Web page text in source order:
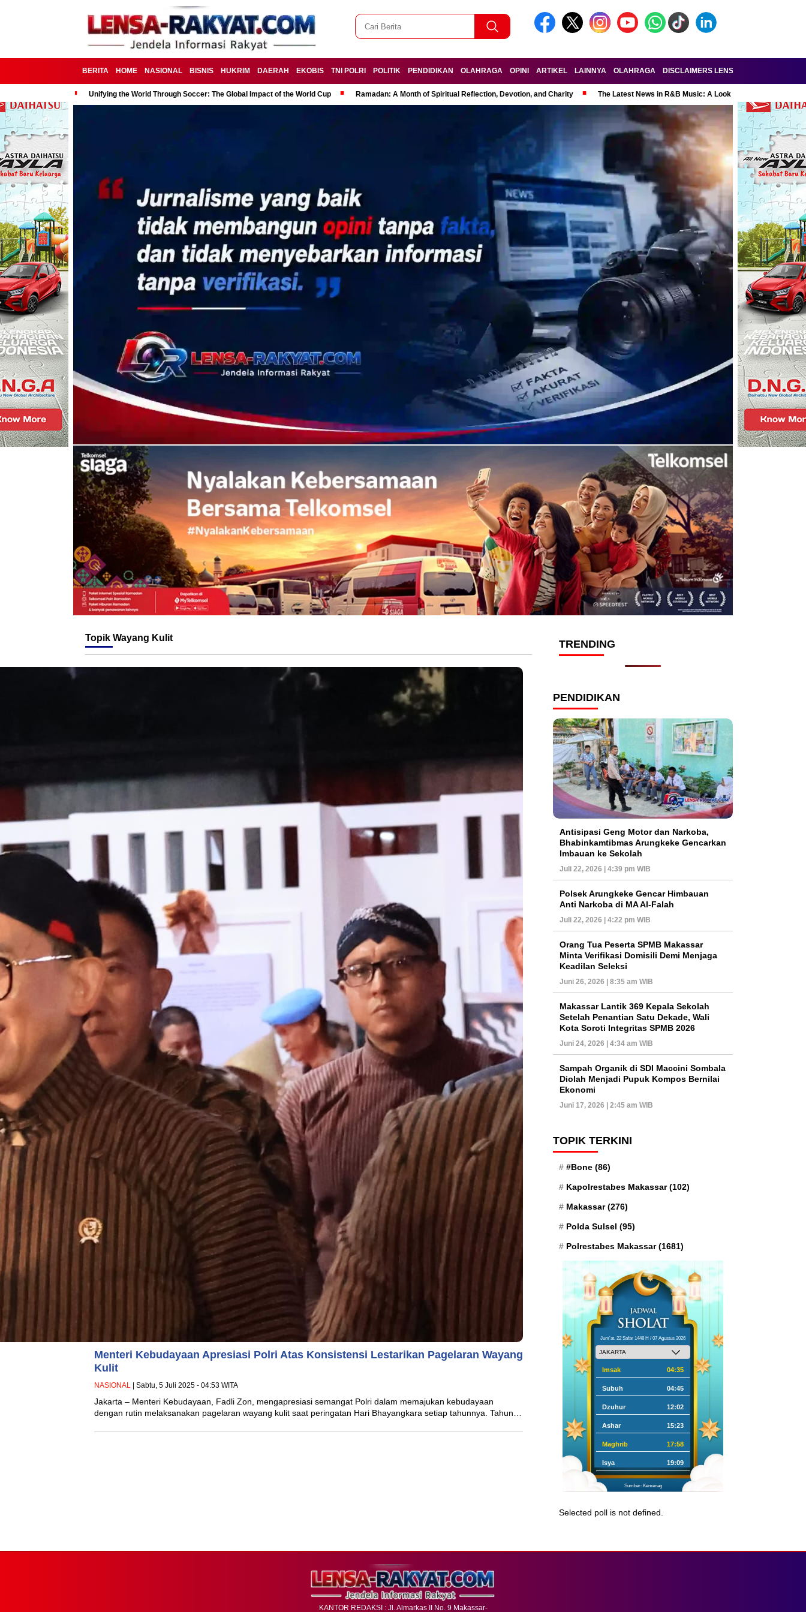
BERITA HOME NASIONAL BISNIS HUKRIM DAERAH EKOBIS TNI POLRI POLITIK PENDIDIKAN OLAHRAGA OPINI ARTIKEL LAINNYA OLAHRAGA DISCLAIMERS LENSA-RAKYAT.COM
Unifying the World Through Soccer: The Global Impact of the World Cup Ramadan: A Month of Spiritual Reflection, Devotion, and Charity The Latest News in R&B Music: A Look at Super Bowl
Topik Wayang Kulit
Menteri Kebudayaan Apresiasi Polri Atas Konsistensi Lestarikan Pagelaran Wayang
Kulit
NASIONAL | Sabtu, 5 Juli 2025 - 04:53 WITA
Jakarta – Menteri Kebudayaan, Fadli Zon, mengapresiasi semangat Polri dalam memajukan kebudayaan
dengan rutin melaksanakan pagelaran wayang kulit saat peringatan Hari Bhayangkara setiap tahunnya. Tahun…
TRENDING
PENDIDIKAN
Antisipasi Geng Motor dan Narkoba,
Bhabinkamtibmas Arungkeke Gencarkan
Imbauan ke Sekolah
Juli 22, 2026 | 4:39 pm WIB
Polsek Arungkeke Gencar Himbauan
Anti Narkoba di MA Al-Falah
Juli 22, 2026 | 4:22 pm WIB
Orang Tua Peserta SPMB Makassar
Minta Verifikasi Domisili Demi Menjaga
Keadilan Seleksi
Juni 26, 2026 | 8:35 am WIB
Makassar Lantik 369 Kepala Sekolah
Setelah Penantian Satu Dekade, Wali
Kota Soroti Integritas SPMB 2026
Juni 24, 2026 | 4:34 am WIB
Sampah Organik di SDI Maccini Sombala
Diolah Menjadi Pupuk Kompos Bernilai
Ekonomi
Juni 17, 2026 | 2:45 am WIB
TOPIK TERKINI
#Bone (86)
Kapolrestabes Makassar(102)
Makassar(276)
Polda Sulsel (95)
Polrestabes Makassar(1681)
Jum'at, 22 Safar 1448 H / 07 Agustus 2026
Imsak 04:35
Subuh 04:45
Dzuhur 12:02
Ashar 15:23
Maghrib 17:58
Isya 19:09
Sumber: Kemenag
Selected poll is not defined.
KANTOR REDAKSI : Jl. Almarkas II No. 9 Makassar-